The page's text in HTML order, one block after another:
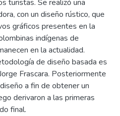
turistas. Se realizó una
con un diseño rústico, que
gráficos presentes en la
indígenas de
en la actualidad.
de diseño basada es
Frascara. Posteriormente
a fin de obtener un
derivaron a las primeras
final.